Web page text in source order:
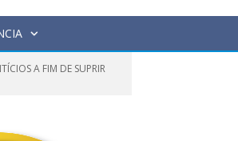
A FIM DE SUPRIR